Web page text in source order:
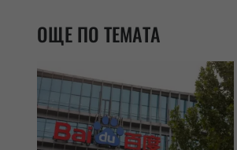
ОЩЕ ПО ТЕМАТА